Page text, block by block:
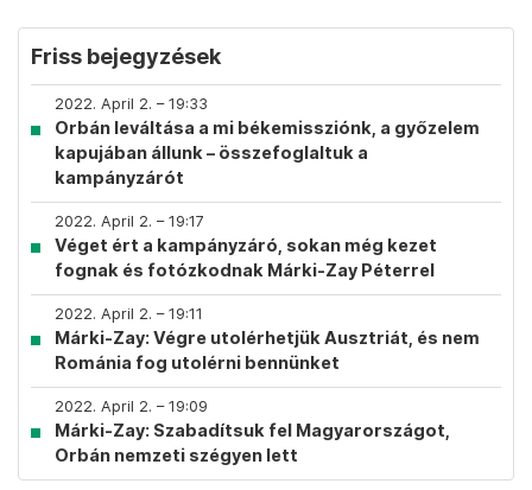
Friss bejegyzések
2022. April 2. – 19:33
Orbán leváltása a mi békemissziónk, a győzelem
kapujában állunk – összefoglaltuk a
kampányzárót
2022. April 2. – 19:17
Véget ért a kampányzáró, sokan még kezet
fognak és fotózkodnak Márki-Zay Péterrel
2022. April 2. – 19:11
Márki-Zay: Végre utolérhetjük Ausztriát, és nem
Románia fog utolérni bennünket
2022. April 2. – 19:09
Márki-Zay: Szabadítsuk fel Magyarországot,
Orbán nemzeti szégyen lett